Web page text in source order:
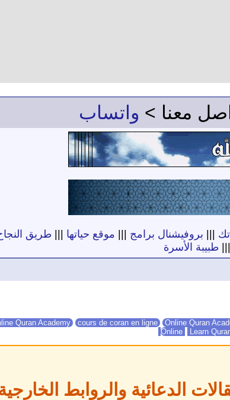
معنا > واتساب
تك بروفيشنال برامج موقع حياتها طريق
طبيبة الأسرة
Quran Academy cours de coran en ligne Online Quran
Online
Learn
الدعائية والروابط